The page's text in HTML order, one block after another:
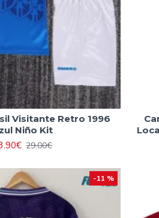
Visitante Retro 1996
Niño Kit
29.00€
-11 %